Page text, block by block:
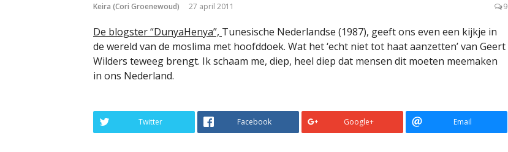
Keira (Cori Groenewoud) 27 april 2011 9
De blogster “DunyaHenya”, Tunesische Nederlandse (1987), geeft ons even een kijkje in
de wereld van de moslima met hoofddoek. Wat het ‘echt niet tot haat aanzetten’ van Geert
Wilders teweeg brengt. Ik schaam me, diep, heel diep dat mensen dit moeten meemaken
in ons Nederland.
Twitter Facebook Google+ Email